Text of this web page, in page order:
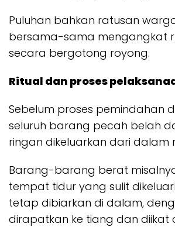
Puluhan bahkan ratusan
bersama-sama mengangkat
secara bergotong royong.
Ritual dan proses
Sebelum proses pemindahan
seluruh barang pecah belah
ringan dikeluarkan dari dalam
Barang-barang berat
tempat tidur yang sulit
tetap dibiarkan di dalam,
dirapatkan ke tiang dan diikat